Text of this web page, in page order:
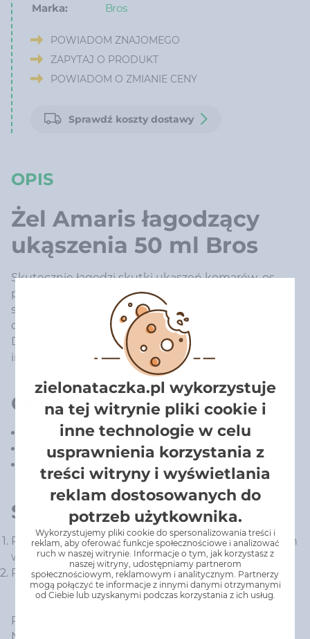
Marka:
Bros
POWIADOM ZNAJOMEGO
ZAPYTAJ O PRODUKT
POWIADOM O ZMIANIE CENY
Sprawdź koszty dostawy
OPIS
Żel Amaris łagodzący
ukąszenia 50 ml Bros
Skutecznie łagodzi skutki ukąszeń komarów, os,
pszczół i innych owadów, przynosząc podrażnionej
skórze natychmiastową ulgę. Zmniejsza również
dyskomfort występujący po poparzeniu pokrzywą.
Działa kojąco, daje przyjemne uczucie chłodu i
intensywnie pielęgnuje podrażnioną skórę.
Główne cechy:
łagodzi skutki ukąszeń owadów
zmniejsza dyskomfort po poparzeniu pokrzywą
działa kojąco i chłodząco
Sposób użycia:
Rozsmarować żel na powierzchni skóry w miejscach
wystąpienia ukąszeń owadów.
Powtórzyć kilka razy dziennie.
Producent: BROS sp. z o.o
zielonataczka.pl wykorzystuje
na tej witrynie pliki cookie i
inne technologie w celu
usprawnienia korzystania z
treści witryny i wyświetlania
reklam dostosowanych do
potrzeb użytkownika.
Wykorzystujemy pliki cookie do spersonalizowania treści i
reklam, aby oferować funkcje społecznościowe i analizować
ruch w naszej witrynie. Informacje o tym, jak korzystasz z
naszej witryny, udostępniamy partnerom
społecznościowym, reklamowym i analitycznym. Partnerzy
mogą połączyć te informacje z innymi danymi otrzymanymi
od Ciebie lub uzyskanymi podczas korzystania z ich usług.